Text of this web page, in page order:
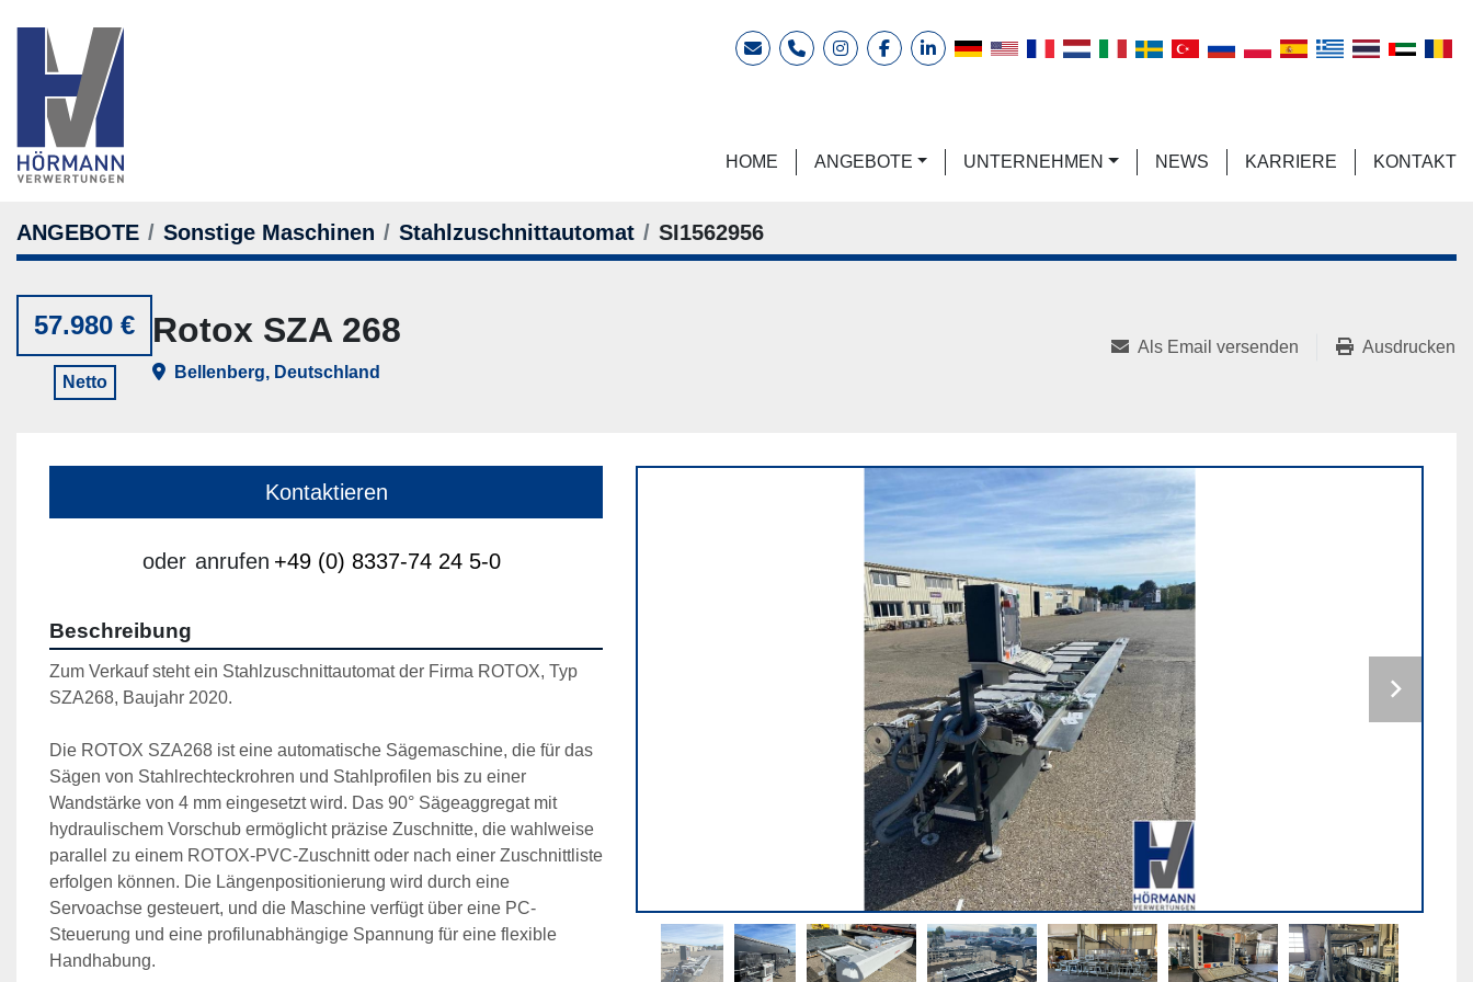
E-MailTelefoninstagramfacebooklinkedin
HOME ANGEBOTE UNTERNEHMEN NEWS KARRIERE KONTAKT
ANGEBOTE Sonstige Maschinen Stahlzuschnittautomat SI1562956
57.980 €
Netto
Rotox SZA 268
Bellenberg, Deutschland
Als Email versenden Ausdrucken
Kontaktieren
oder anrufen +49 (0) 8337-74 24 5-0
Beschreibung
Zum Verkauf steht ein Stahlzuschnittautomat der Firma ROTOX, Typ
SZA268, Baujahr 2020.
Die ROTOX SZA268 ist eine automatische Sägemaschine, die für das
Sägen von Stahlrechteckrohren und Stahlprofilen bis zu einer
Wandstärke von 4 mm eingesetzt wird. Das 90° Sägeaggregat mit
hydraulischem Vorschub ermöglicht präzise Zuschnitte, die wahlweise
parallel zu einem ROTOX-PVC-Zuschnitt oder nach einer Zuschnittliste
erfolgen können. Die Längenpositionierung wird durch eine
Servoachse gesteuert, und die Maschine verfügt über eine PC-
Steuerung und eine profilunabhängige Spannung für eine flexible
Handhabung.